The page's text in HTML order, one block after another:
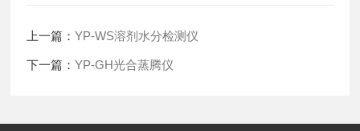
上一篇：YP-WS溶剂水分检测仪
下一篇：YP-GH光合蒸腾仪